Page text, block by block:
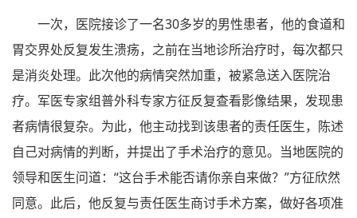
一次，医院接诊了一名30多岁的男性患者，他的食道和
胃交界处反复发生溃疡，之前在当地诊所治疗时，每次都只
是消炎处理。此次他的病情突然加重，被紧急送入医院治
疗。军医专家组普外科专家方征反复查看影像结果，发现患
者病情很复杂。为此，他主动找到该患者的责任医生，陈述
自己对病情的判断，并提出了手术治疗的意见。当地医院的
领导和医生问道：“这台手术能否请你亲自来做？”方征欣然
同意。此后，他反复与责任医生商讨手术方案，做好各项准